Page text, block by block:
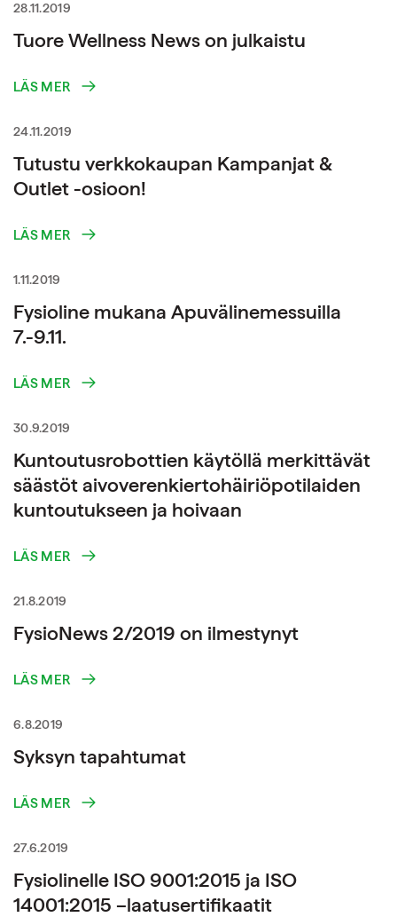
28.11.2019
Tuore Wellness News on julkaistu
LÄS MER
24.11.2019
Tutustu verkkokaupan Kampanjat &
Outlet -osioon!
LÄS MER
1.11.2019
Fysioline mukana Apuvälinemessuilla
7.-9.11.
LÄS MER
30.9.2019
Kuntoutusrobottien käytöllä merkittävät
säästöt aivoverenkiertohäiriöpotilaiden
kuntoutukseen ja hoivaan
LÄS MER
21.8.2019
FysioNews 2/2019 on ilmestynyt
LÄS MER
6.8.2019
Syksyn tapahtumat
LÄS MER
27.6.2019
Fysiolinelle ISO 9001:2015 ja ISO
14001:2015 –laatusertifikaatit